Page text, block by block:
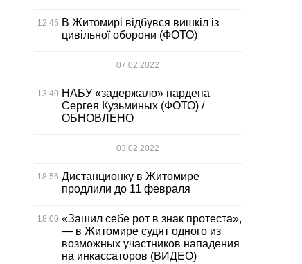
12:45 В Житомирі відбувся вишкіл із
цивільної оборони (ФОТО)
07.02.2022
13:40 НАБУ «задержало» нардепа
Сергея Кузьминых (ФОТО) /
ОБНОВЛЕНО
03.02.2022
18:56 Дистанционку в Житомире
продлили до 11 февраля
18:00 «Зашил себе рот в знак протеста»,
— в Житомире судят одного из
возможных участников нападения
на инкассаторов (ВИДЕО)